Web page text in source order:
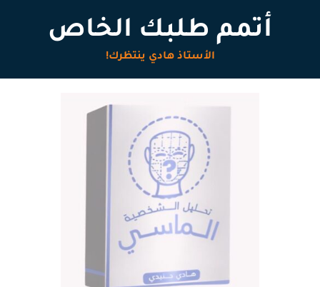
أتمم طلبك الخاص
الأستاذ هادي ينتظرك!